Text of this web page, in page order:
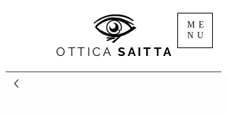
OTTICASAITTA
ME
NU